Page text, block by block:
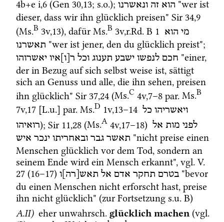
4b+e i,6 (Gen 30,13; s.o.); הוא זה ונאשרנו
"wer ist
dieser, dass wir ihn glücklich preisen" Sir 34,9
(Ms.B 3v,13), dafür Ms.B 3v,r.Rd. B 1 מי הוא
תאשרנו
חכם לנפשו ישבע תענוג וכל ר[ו]איו יאשרוהו
"einer,
der in Bezug auf sich selbst weise ist, sättigt
sich an Genuss und alle, die ihn sehen, preisen
ihn glücklich" Sir 37,24 (Ms.C 4v,7–8 par. Ms.B
7v,17 [L.u.] par. Ms.D 1v,13–14 ויאשריהו כל
רואיהו); Sir 11,28 (Ms.A 4v,17–18) לפני מות אל
תאשר גבר ובאחריתו ינכר איש
"nicht preise einen
Menschen glücklich vor dem Tod, sondern an
seinem Ende wird ein Mensch erkannt", vgl. V.
27 (16–17) בטרם תחקר אדם אל תאש[רה]ו
"bevor
du einen Menschen nicht erforscht hast, preise
ihn nicht glücklich" (zur Fortsetzung s.u. B)
A.II) eher unwahrsch. glücklich machen (vgl.